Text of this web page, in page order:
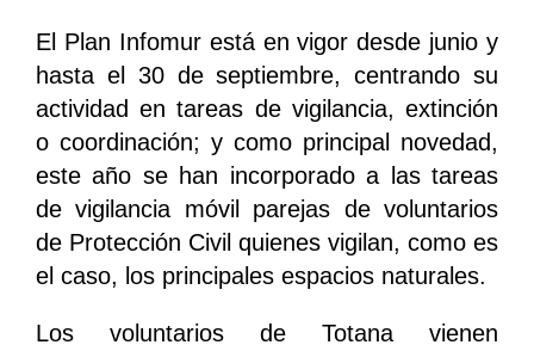
El Plan Infomur está en vigor desde junio y
hasta el 30 de septiembre, centrando su
actividad en tareas de vigilancia, extinción
o coordinación; y como principal novedad,
este año se han incorporado a las tareas
de vigilancia móvil parejas de voluntarios
de Protección Civil quienes vigilan, como es
el caso, los principales espacios naturales.
Los voluntarios de Totana vienen